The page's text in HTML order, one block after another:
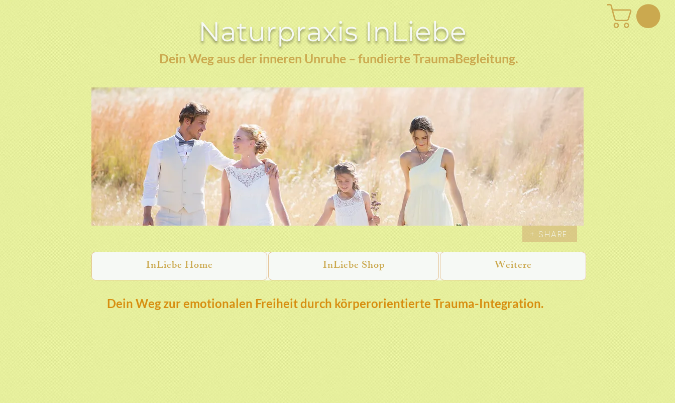
Naturpraxis InLiebe
Dein Weg aus der inneren Unruhe – fundierte TraumaBegleitung.
+ SHARE
InLiebe Home InLiebe Shop Weitere
Dein Weg zur emotionalen Freiheit durch körperorientierte Trauma-Integration.